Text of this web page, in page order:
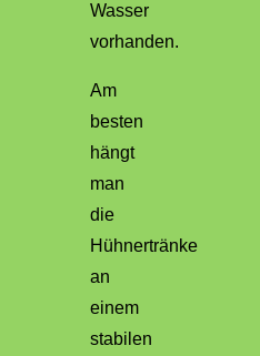
Wasser
vorhanden.
Am
besten
hängt
man
die
Hühnertränke
an
einem
stabilen